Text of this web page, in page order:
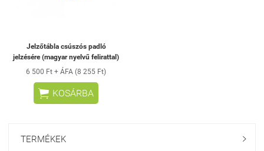
Jelzőtábla csúszós padló
jelzésére (magyar nyelvű felirattal)
6 500 Ft + ÁFA (8 255 Ft)
 KOSÁRBA
TERMÉKEK 